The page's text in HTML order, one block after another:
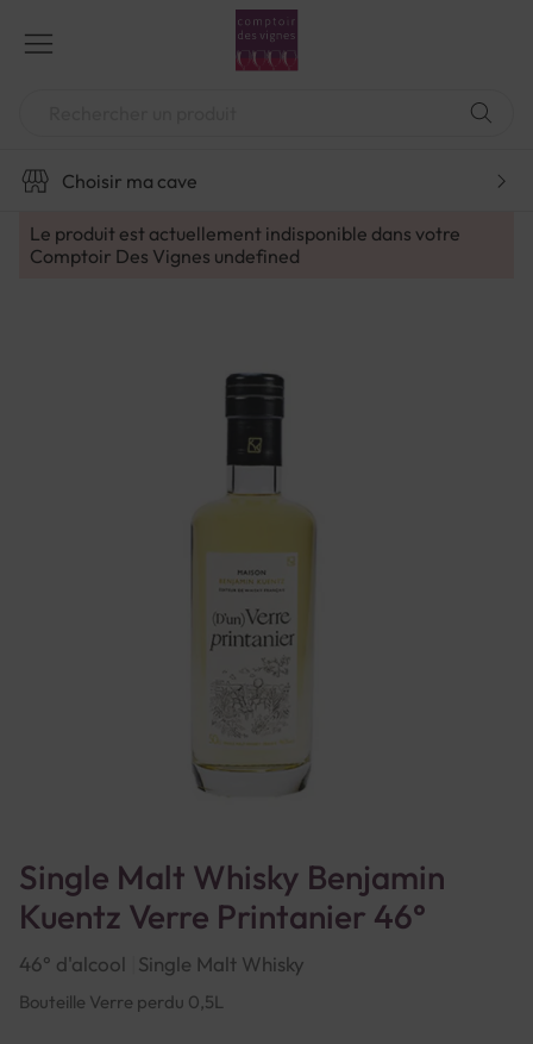
contenu
Choisir ma cave
Le produit est actuellement indisponible dans votre
Comptoir Des Vignes undefined
Single Malt Whisky Benjamin
Kuentz Verre Printanier 46°
46° d'alcool Single Malt Whisky
Bouteille Verre perdu 0,5L